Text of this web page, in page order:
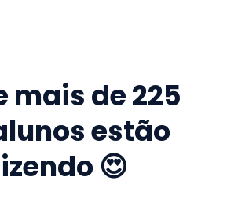
mais de225
estão
😍